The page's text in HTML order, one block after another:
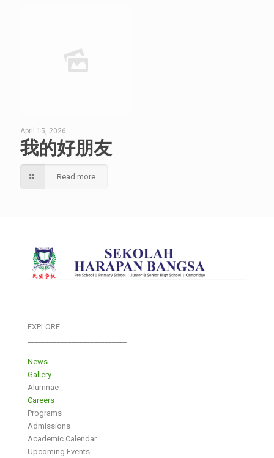
April 15, 2026
我的好朋友
Read more
EXPLORE
News
Gallery
Alumnae
Careers
Programs
Admissions
Academic Calendar
Upcoming Events